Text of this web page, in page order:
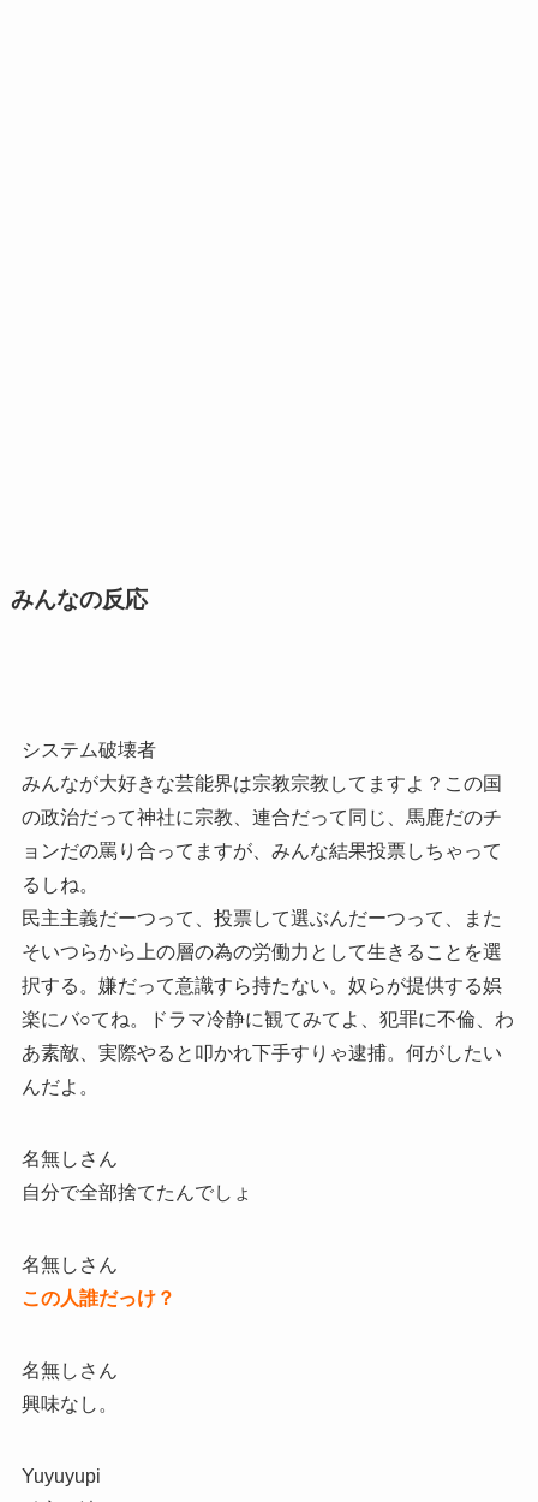
みんなの反応
システム破壊者
みんなが大好きな芸能界は宗教宗教してますよ？この国
の政治だって神社に宗教、連合だって同じ、馬鹿だのチ
ョンだの罵り合ってますが、みんな結果投票しちゃって
るしね。
民主主義だーつって、投票して選ぶんだーつって、また
そいつらから上の層の為の労働力として生きることを選
択する。嫌だって意識すら持たない。奴らが提供する娯
楽にバ○てね。ドラマ冷静に観てみてよ、犯罪に不倫、わ
あ素敵、実際やると叩かれ下手すりゃ逮捕。何がしたい
んだよ。
名無しさん
自分で全部捨てたんでしょ
名無しさん
この人誰だっけ？
名無しさん
興味なし。
Yuyuyupi